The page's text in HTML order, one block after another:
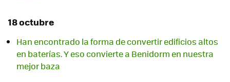
18 octubre
Han encontrado la forma de convertir edificios altos
en baterías. Y eso convierte a Benidorm en nuestra
mejor baza